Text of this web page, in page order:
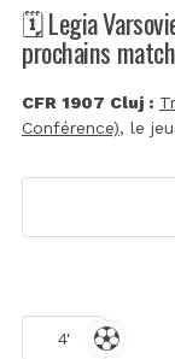
🗓️ Legia
prochains
CFR 1907 Cluj :
Conférence), le
4'